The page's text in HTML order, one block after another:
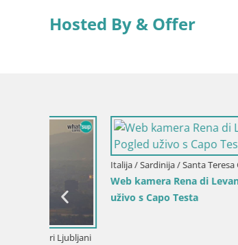
Hosted By & Offer
Slovenija / Savinjska / Velenje